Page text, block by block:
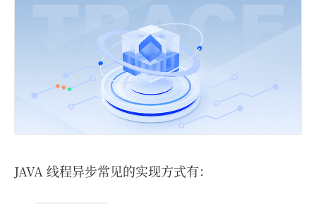
JAVA 线程异步常见的实现方式有：